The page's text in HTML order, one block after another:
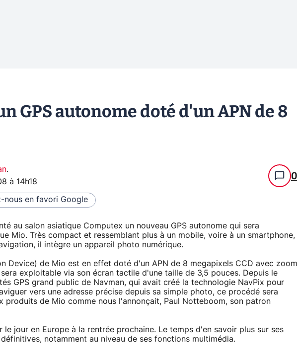
GPS autonome doté d'un APN de 8
.
à 14h18 0
nous en favori Google
au salon asiatique Computex un nouveau GPS autonome qui sera
Mio. Très compact et ressemblant plus à un mobile, voire à un smartphone,
il intègre un appareil photo numérique.
Device) de Mio est en effet doté d'un APN de 8 megapixels CCD avec zoom
exploitable via son écran tactile d'une taille de 3,5 pouces. Depuis le
GPS grand public de Navman, qui avait créé la technologie NavPix pour
vers une adresse précise depuis sa simple photo, ce procédé sera
produits de Mio comme nous l'annonçait, Paul Notteboom, son patron
jour en Europe à la rentrée prochaine. Le temps d'en savoir plus sur ses
notamment au niveau de ses fonctions multimédia.